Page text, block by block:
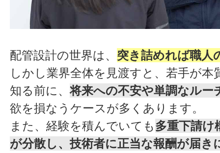
配管設計の世界は、 突き詰めれば職人
しかし業界全体を見渡すと、若手が本
知る前に、将来への不安や単調なルー
欲を損なうケースが多くあります。
また、経験を積んでいても多重下請け
が分散し、技術者に正当な報酬が届き